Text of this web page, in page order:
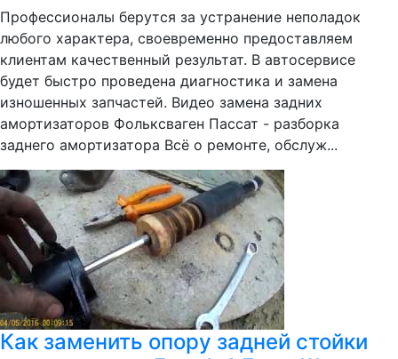
Профессионалы берутся за устранение неполадок
любого характера, своевременно предоставляем
клиентам качественный результат. В автосервисе
будет быстро проведена диагностика и замена
изношенных запчастей. Видео замена задних
амортизаторов Фольксваген Пассат - разборка
заднего амортизатора Всё о ремонте, обслуж...
Как заменить опору задней стойки